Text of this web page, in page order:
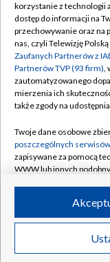
Abonament TVP
Emisja w TVP
Centrum
Naziemna
Rada Programowa
System NOS
Informacje o
Program dla prasy
Ogłoszenie
©2026
korzystanie z technologii
dostęp do informacji na
przechowywanie oraz na
nas, czyli Telewizję
Zaufanych Partnerów z
Partnerów TVP (93 firm),
zautomatyzowanego
mierzenia ich
także zgody na
Twoje dane osobowe
poszczególnych serwisów
zapisywane za pomocą
WWW lub innych
ruchu w Internecie.
Twoje dane osobowe
poszczególnych serwisów